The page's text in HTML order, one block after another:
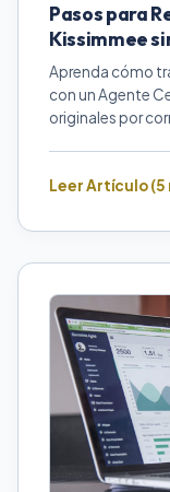
Pasos para
Kissimmee
Aprenda cómo
con un Agente
originales por
Leer Artículo